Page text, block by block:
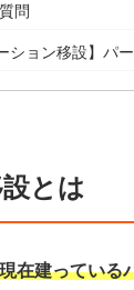
問
ション移設】パ
とは
在建ってい